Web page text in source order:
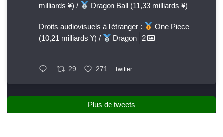
milliards ¥) /
Dragon Ball (11,33 milliards ¥)
Droits audiovisuels à l’étranger :
One Piece
(10,21 milliards ¥) /
Dragon 2
29 271 Twitter
Plus de tweets